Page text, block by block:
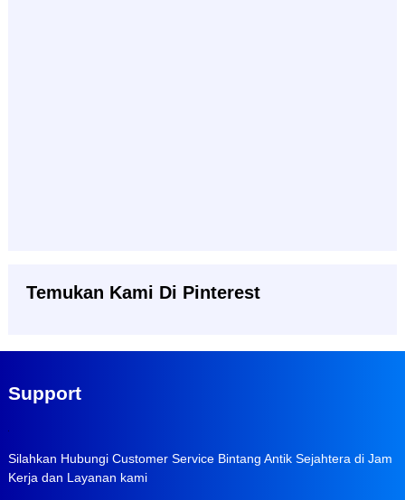
Temukan Kami Di Pinterest
Support
Silahkan Hubungi Customer Service Bintang Antik Sejahtera di Jam
Kerja dan Layanan kami